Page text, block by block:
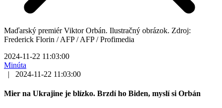
Maďarský premiér Viktor Orbán. Ilustračný obrázok. Zdroj:
Frederick Florin / AFP / AFP / Profimedia
2024-11-22 11:03:00
Minúta
|
2024-11-22 11:03:00
Mier na Ukrajine je blízko. Brzdí ho Biden, myslí si Orbán